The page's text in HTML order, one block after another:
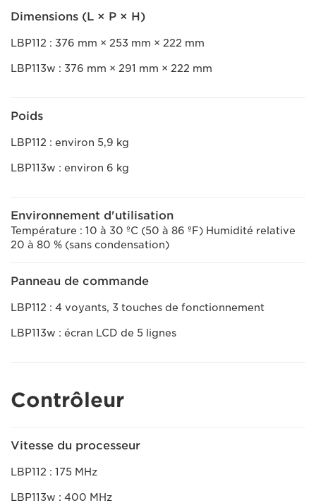
Dimensions (L × P × H)
LBP112 : 376 mm × 253 mm × 222 mm
LBP113w : 376 mm × 291 mm × 222 mm
Poids
LBP112 : environ 5,9 kg
LBP113w : environ 6 kg
Environnement d'utilisation
Température : 10 à 30 ºC (50 à 86 ºF) Humidité relative
20 à 80 % (sans condensation)
Panneau de commande
LBP112 : 4 voyants, 3 touches de fonctionnement
LBP113w : écran LCD de 5 lignes
Contrôleur
Vitesse du processeur
LBP112 : 175 MHz
LBP113w : 400 MHz